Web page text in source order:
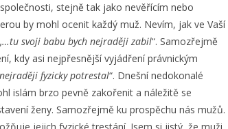
stejně tak jako nevěřícím nebo
by mohl ocenit každý muž. Nevím, jak ve Vaší
…tu svoji babu bych nejraději zabil“. Samozřejmě
kdy asi nejpřesnější vyjádření právnickým
fyzicky potrestal“. Dnešní nedokonalé
islám brzo pevně zakořenit a náležitě se
ženy. Samozřejmě ku prospěchu nás mužů.